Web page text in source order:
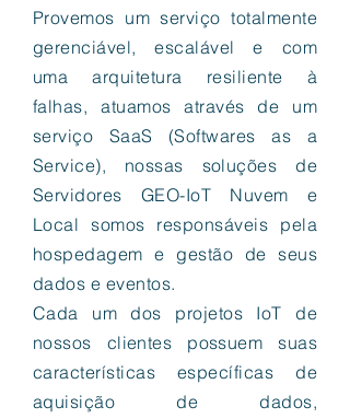
Provemos um serviço totalmente
gerenciável, escalável e com
uma arquitetura resiliente à
falhas, atuamos através de um
serviço SaaS (Softwares as a
Service), nossas soluções de
Servidores GEO-IoT Nuvem e
Local somos responsáveis pela
hospedagem e gestão de seus
dados e eventos.
Cada um dos projetos IoT de
nossos clientes possuem suas
características específicas de
aquisição de dados,